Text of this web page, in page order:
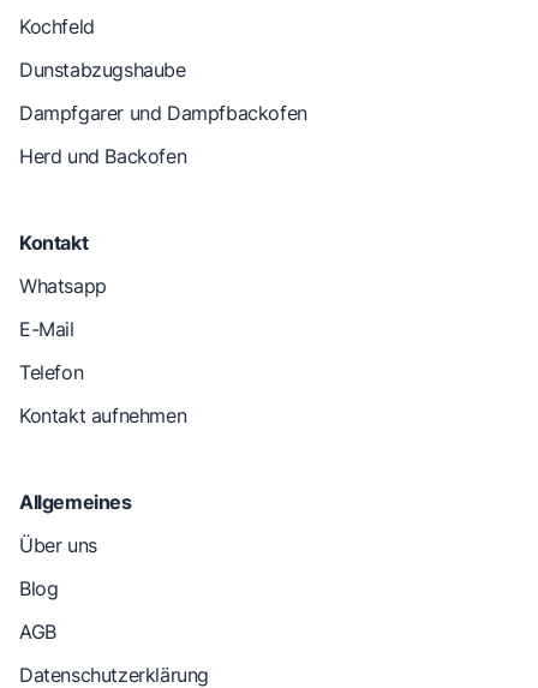
Kochfeld
Dunstabzugshaube
Dampfgarer und Dampfbackofen
Herd und Backofen
Kontakt
Whatsapp
E-Mail
Telefon
Kontakt aufnehmen
Allgemeines
Über uns
Blog
AGB
Datenschutzerklärung